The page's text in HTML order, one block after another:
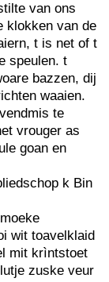
van ons
klokken van de
t is net of t
speulen. t
bazzen, dij
waaien.
te
vrouger as
goan en
k Bin
wit toavelklaid
mit krìntstoet
zuske veur